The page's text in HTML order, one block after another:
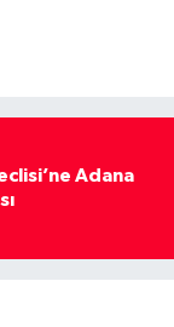
Adana